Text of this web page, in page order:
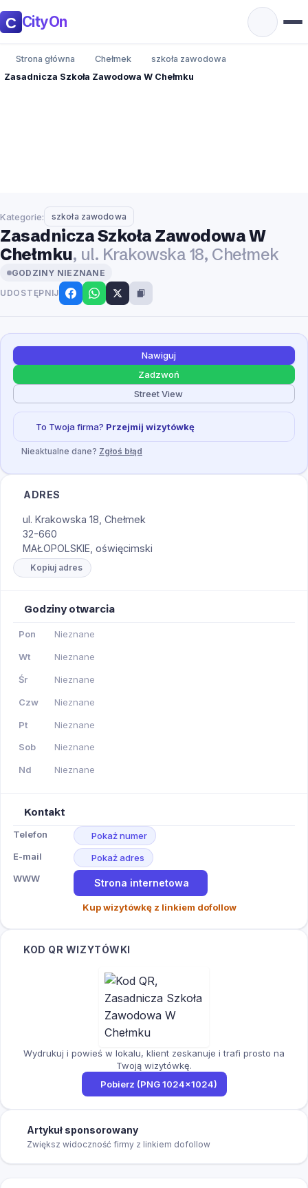
CityOn
Strona główna Chełmek
szkoła zawodowa
Zasadnicza Szkoła Zawodowa W Chełmku
Kategorie: szkoła zawodowa
Zasadnicza Szkoła Zawodowa W
Chełmku, ul. Krakowska 18, Chełmek
GODZINY NIEZNANE
UDOSTĘPNIJ
Nawiguj
Zadzwoń
Street View
To Twoja firma? Przejmij wizytówkę
Nieaktualne dane? Zgłoś błąd
ADRES
ul. Krakowska 18, Chełmek
32-660
MAŁOPOLSKIE, oświęcimski
Kopiuj adres
Godziny otwarcia
Pon Nieznane
Wt Nieznane
Śr Nieznane
Czw Nieznane
Pt Nieznane
Sob Nieznane
Nd Nieznane
Kontakt
Telefon
Pokaż numer
E-mail
Pokaż adres
WWW
Strona internetowa
Kup wizytówkę z linkiem dofollow
KOD QR WIZYTÓWKI
Wydrukuj i powieś w lokalu, klient zeskanuje i trafi prosto na
Twoją wizytówkę.
Pobierz (PNG 1024×1024)
Artykuł sponsorowany
Zwiększ widoczność firmy z linkiem dofollow